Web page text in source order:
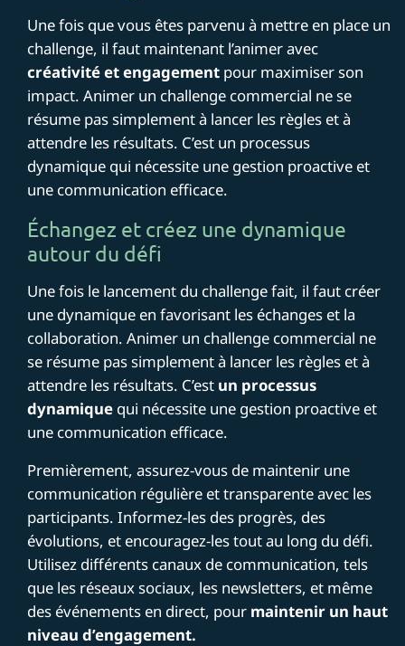
Une fois que vous êtes parvenu à mettre en place un
challenge, il faut maintenant l’animer avec
créativité et engagement pour maximiser son
impact. Animer un challenge commercial ne se
résume pas simplement à lancer les règles et à
attendre les résultats. C’est un processus
dynamique qui nécessite une gestion proactive et
une communication efficace.
Échangez et créez une dynamique
autour du défi
Une fois le lancement du challenge fait, il faut créer
une dynamique en favorisant les échanges et la
collaboration. Animer un challenge commercial ne
se résume pas simplement à lancer les règles et à
attendre les résultats. C’est un processus
dynamique qui nécessite une gestion proactive et
une communication efficace.
Premièrement, assurez-vous de maintenir une
communication régulière et transparente avec les
participants. Informez-les des progrès, des
évolutions, et encouragez-les tout au long du défi.
Utilisez différents canaux de communication, tels
que les réseaux sociaux, les newsletters, et même
des événements en direct, pour maintenir un haut
niveau d’engagement.